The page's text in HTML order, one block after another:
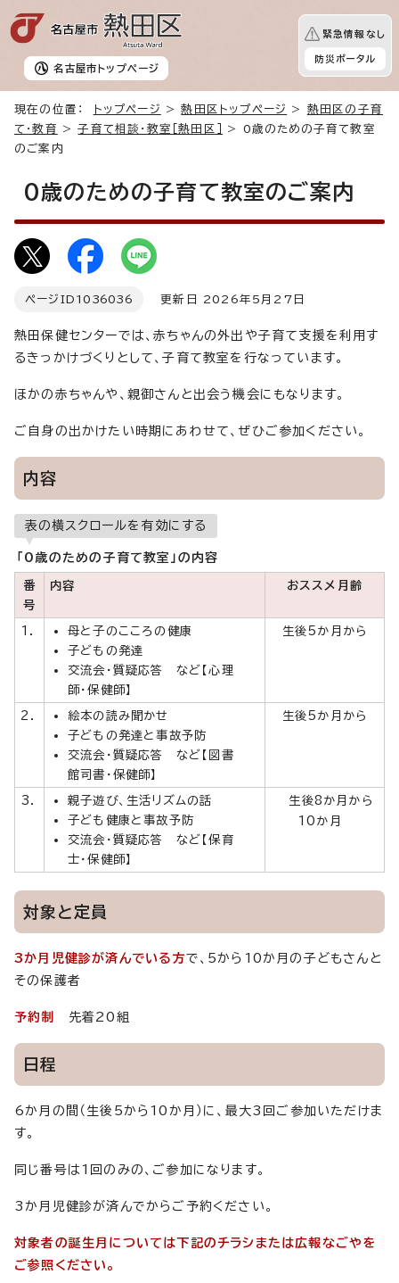
名古屋市 トップページ
緊急情報なし
防災ポータル
現在の位置： トップページ >熱田区トップページ > 熱田区の子育
て・教育
>子育て相談・教室［熱田区］
> 0歳のための子育て教室
のご案内
0歳のための子育て教室のご案内
ページID 1036036 更新日 2026年5月27日
熱田保健センターでは、赤ちゃんの外出や子育て支援を利用す
るきっかけづくりとして、子育て教室を行なっています。
ほかの赤ちゃんや、親御さんと出会う機会にもなります。
ご自身の出かけたい時期にあわせて、ぜひご参加ください。
内容
表の横スクロールを有効にする
「0歳のための子育て教室」の内容
番
号
内容 おススメ月齢
1．
母と子のこころの健康
子どもの発達
交流会・質疑応答 など【心理
師・保健師】
生後5か月から
2．
絵本の読み聞かせ
子どもの発達と事故予防
交流会・質疑応答 など【図書
館司書・保健師】
生後5か月から
3．
親子遊び、生活リズムの話
子ども健康と事故予防
交流会・質疑応答 など【保育
士・保健師】
生後8か月から
10か月
対象と定員
3か月児健診が済んでいる方で、5から10か月の子どもさんと
その保護者
予約制 先着20組
日程
6か月の間（生後5から10か月）に、最大3回ご参加いただけま
す。
同じ番号は1回のみの、ご参加になります。
3か月児健診が済んでからご予約ください。
対象者の誕生月については下記のチラシまたは広報なごやを
ご参照ください。